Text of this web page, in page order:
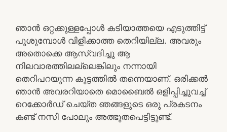
ഞാൻ ഒറ്റക്കുള്ളപ്പോൾ കടിയാത്തയെ എടുത്തിട്ട്
പൂശുമ്പോൾ വിളിക്കാത്ത തെറിയില്ല. അവരും
അതൊക്കെ ആസ്വദിച്ചു ആ
നിലവാരത്തിലല്ലെങ്കിലും നന്നായി
തെറിപറയുന്ന കൂട്ടത്തിൽ തന്നെയാണ്. ഒരിക്കൽ
ഞാൻ അവരറിയാതെ മൊബൈൽ ഒളിപ്പിച്ചുവച്ച്
റെക്കോർഡ് ചെയ്ത ഞങ്ങളുടെ ഒരു പ്രകടനം
കണ്ട് നസി പോലും അത്ഭുതപെട്ടിട്ടുണ്ട്.